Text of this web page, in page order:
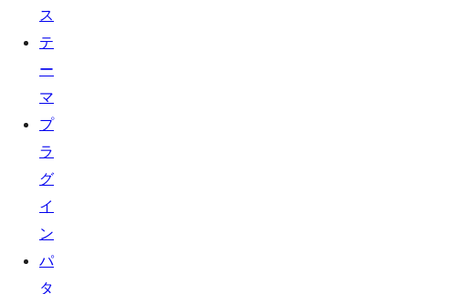
ス
テ
ー
マ
プ
ラ
グ
イ
ン
パ
タ